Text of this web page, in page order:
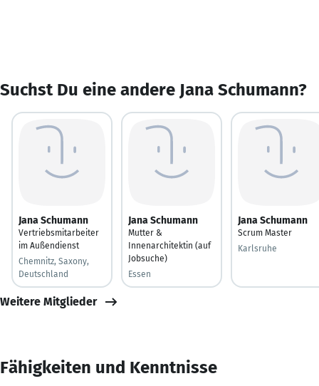
Suchst Du eine andere Jana Schumann?
Jana Schumann
Vertriebsmitarbeiter
im Außendienst
Chemnitz, Saxony,
Deutschland
Jana Schumann
Mutter &
Innenarchitektin (auf
Jobsuche)
Essen
Jana Schumann
Scrum Master
Karlsruhe
Weitere Mitglieder
Fähigkeiten und Kenntnisse